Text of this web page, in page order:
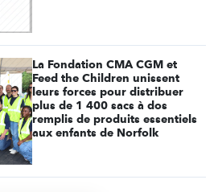
La Fondation CMA CGM et
Feed the Children unissent
leurs forces pour distribuer
plus de 1 400 sacs à dos
remplis de produits essentiels
aux enfants de Norfolk